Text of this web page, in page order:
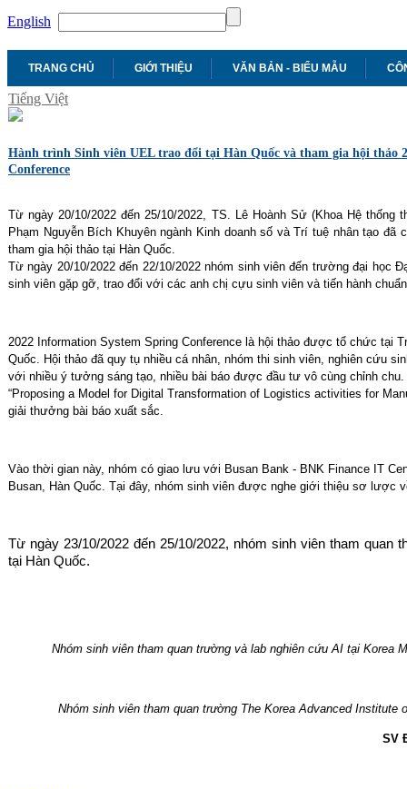
English
TRANG CHỦ GIỚI THIỆU VĂN BẢN - BIỂU MẪU
Tiếng Việt
Hành trình Sinh viên UEL trao đổi tại Hàn Quốc và tham gia hội thảo
Conference
Từ ngày 20/10/2022 đến 25/10/2022, TS. Lê Hoành Sử (Khoa Hệ thống
Phạm Nguyễn Bích Khuyên ngành Kinh doanh số và Trí tuệ nhân tạo
tham gia hội thảo tại Hàn Quốc.
Từ ngày 20/10/2022 đến 22/10/2022 nhóm sinh viên đến trường đại học
sinh viên gặp gỡ, trao đổi với các anh chị cựu sinh viên và tiến hành
2022 Information System Spring Conference là hội thảo được tổ chức tại
Quốc. Hội thảo đã quy tụ nhiều cá nhân, nhóm thi sinh viên, nghiên cứu
với nhiều ý tưởng sáng tạo, nhiều bài báo được đầu tư vô cùng chỉnh
“Proposing a Model for Digital Transformation of Logistics activities for
giải thưởng bài báo xuất sắc.
Vào thời gian này, nhóm có giao lưu với Busan Bank - BNK Finance IT
Busan, Hàn Quốc. Tại đây, nhóm sinh viên được nghe giới thiệu sơ lược
Từ ngày 23/10/2022 đến 25/10/2022, nhóm sinh viên tham quan
tại Hàn Quốc.
Nhóm sinh viên tham quan trường và lab nghiên cứu AI tại Korea
Nhóm sinh viên tham quan trường The Korea Advanced Institute
SV